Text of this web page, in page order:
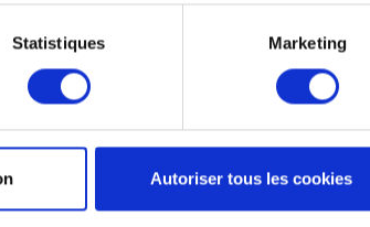
Statistiques Marketing
Autoriser tous les cookies